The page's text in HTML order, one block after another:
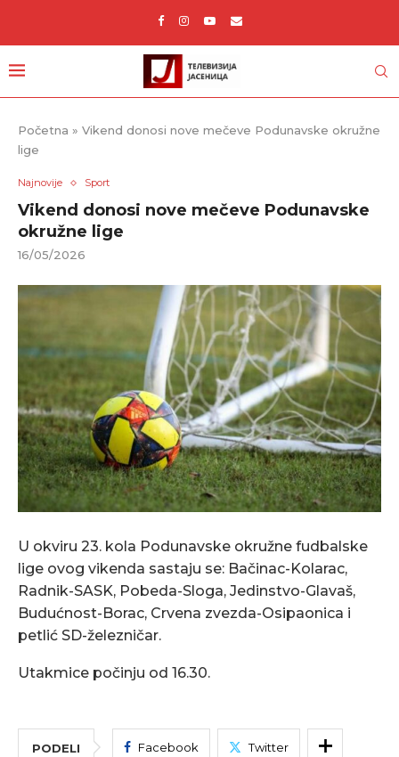
Početna » Vikend donosi nove mečeve Podunavske okružne
lige
Najnovije Sport
Vikend donosi nove mečeve Podunavske
okružne lige
16/05/2026
U okviru 23. kola Podunavske okružne fudbalske
lige ovog vikenda sastaju se: Bačinac-Kolarac,
Radnik-SASK, Pobeda-Sloga, Jedinstvo-Glavaš,
Budućnost-Borac, Crvena zvezda-Osipaonica i
petlić SD-železničar.
Utakmice počinju od 16.30.
PODELI Facebook Twitter